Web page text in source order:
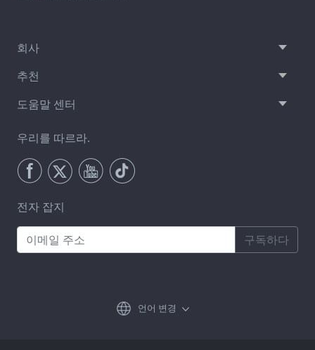
회사
추천
도움말 센터
우리를 따르라.
전자 잡지
구독하다
언어 변경